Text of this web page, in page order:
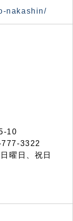
nakashin/
10
3322
曜日、祝日